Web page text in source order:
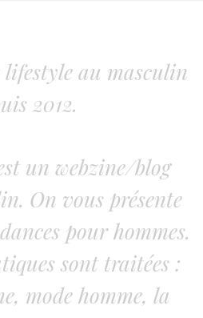
lifestyle au masculin
2012.
un webzine/blog
On vous présente
pour hommes.
sont traitées :
mode homme, la